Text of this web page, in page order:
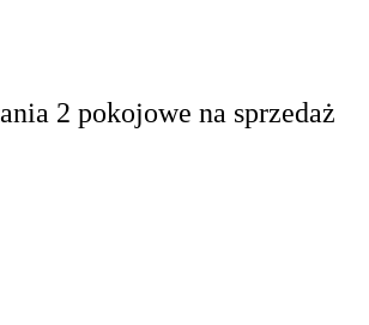
2 pokojowe na sprzedaż